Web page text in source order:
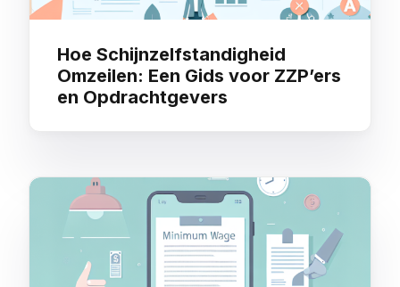
Hoe Schijnzelfstandigheid
Omzeilen: Een Gids voor ZZP’ers
en Opdrachtgevers